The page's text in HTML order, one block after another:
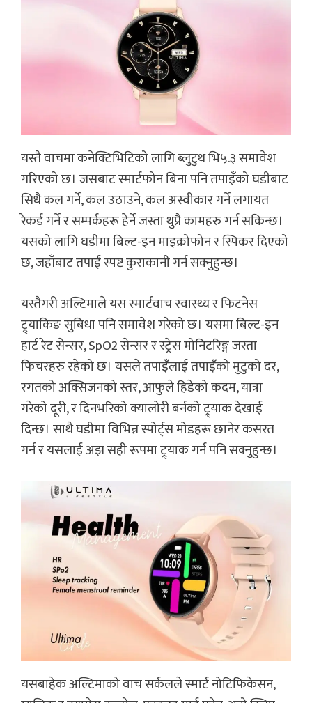
यस्तै वाचमा कनेक्टिभिटिको लागि ब्लुटुथ भि५.३ समावेश
गरिएको छ। जसबाट स्मार्टफोन बिना पनि तपाइँको घडीबाट
सिधै कल गर्ने, कल उठाउने, कल अस्वीकार गर्ने लगायत
रेकर्ड गर्ने र सम्पर्कहरू हेर्ने जस्ता थुप्रै कामहरु गर्न सकिन्छ।
यसको लागि घडीमा बिल्ट-इन माइक्रोफोन र स्पिकर दिएको
छ, जहाँबाट तपाईं स्पष्ट कुराकानी गर्न सक्नुहुन्छ।
यस्तैगरी अल्टिमाले यस स्मार्टवाच स्वास्थ्य र फिटनेस
ट्र्याकिङ सुबिधा पनि समावेश गरेको छ। यसमा बिल्ट-इन
हार्ट रेट सेन्सर, SpO2 सेन्सर र स्ट्रेस मोनिटरिङ्ग जस्ता
फिचरहरु रहेको छ। यसले तपाइँलाई तपाइँको मुटुको दर,
रगतको अक्सिजनको स्तर, आफुले हिडेको कदम, यात्रा
गरेको दूरी, र दिनभरिको क्यालोरी बर्नको ट्र्याक देखाई
दिन्छ। साथै घडीमा विभिन्न स्पोर्ट्स मोडहरू छानेर कसरत
गर्न र यसलाई अझ सही रूपमा ट्र्याक गर्न पनि सक्नुहुन्छ।
यसबाहेक अल्टिमाको वाच सर्कलले स्मार्ट नोटिफिकेसन,